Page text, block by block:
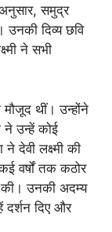
समुद्र
उनकी दिव्य छवि
ने सभी
मौजूद थीं। उन्होंने
ने उन्हें कोई
देवी लक्ष्मी की
वर्षों तक कठोर
की। उनकी अदम्य
दर्शन दिए और